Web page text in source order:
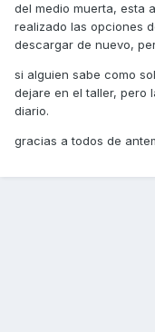
del medio muerta, esta
realizado las opciones
descargar de nuevo,
si alguien sabe como
dejare en el taller, pero
diario.
gracias a todos de